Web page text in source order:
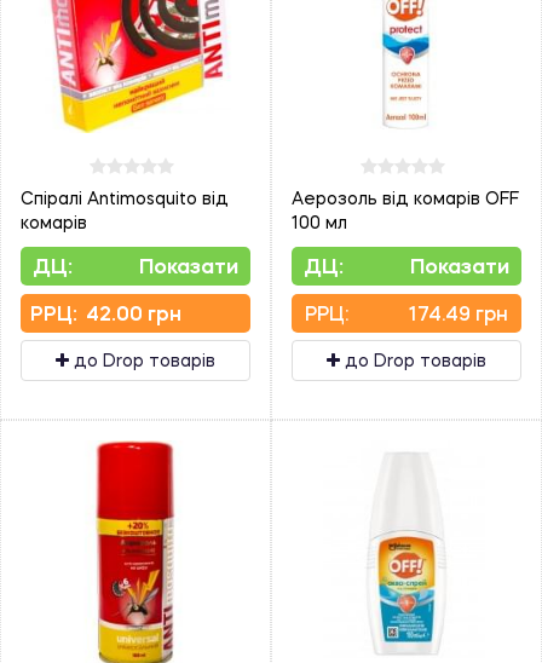
Спіралі Antimosquito від
комарів
ДЦ: Показати
PPЦ: 42.00 грн
до Drop товарів
Аерозоль від комарів OFF
100 мл
ДЦ: Показати
PPЦ: 174.49 грн
до Drop товарів